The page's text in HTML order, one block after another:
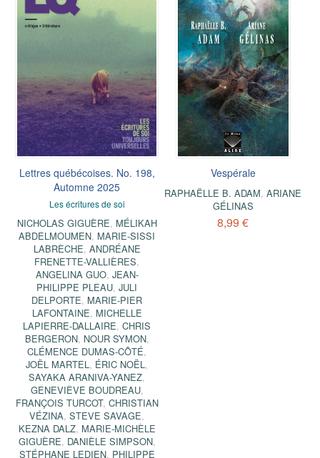
Lettres québécoises. No. 198,
Automne 2025
Les écritures de soi
NICHOLAS GIGUÈRE, MÉLIKAH
ABDELMOUMEN, MARIE-SISSI
LABRÈCHE, ANDRÉANE
FRENETTE-VALLIÈRES,
ANGELINA GUO, JEAN-
PHILIPPE PLEAU,JULI
DELPORTE, MARIE-PIER
LAFONTAINE, MICHELLE
LAPIERRE-DALLAIRE,CHRIS
BERGERON, NOUR SYMON,
CLÉMENCE DUMAS-CÔTÉ,
JOËL MARTEL, ÉRIC NOËL,
SAYAKA ARANIVA-YANEZ,
GENEVIÈVE BOUDREAU,
FRANÇOIS TURCOT, CHRISTIAN
VÉZINA,STEVE SAVAGE,
KEZNA DALZ, MARIE-MICHÈLE
GIGUÈRE, DANIÈLE SIMPSON,
STÉPHANE LEDIEN, PHILIPPE
Vespérale
RAPHAËLLE B. ADAM,ARIANE
GÉLINAS
8,99 €